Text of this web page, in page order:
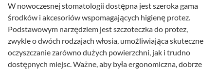
W nowoczesnej stomatologii dostępna jest szeroka gama
środków i akcesoriów wspomagających higienę protez.
Podstawowym narzędziem jest szczoteczka do protez,
zwykle o dwóch rodzajach włosia, umożliwiająca skuteczne
oczyszczanie zarówno dużych powierzchni, jak i trudno
dostępnych miejsc. Ważne, aby była ergonomiczna, dobrze